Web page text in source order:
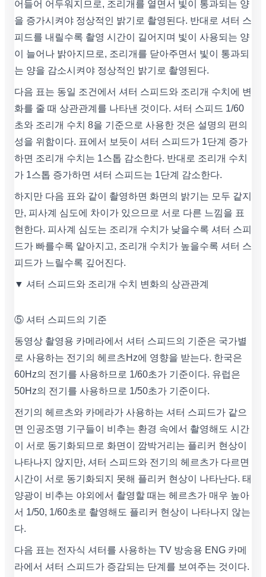
어들어 어두워지므로, 조리개를 열면서 빛이 통과되는 양
을 증가시켜야 정상적인 밝기로 촬영된다. 반대로 셔터 스
피드를 내릴수록 촬영 시간이 길어지며 빛이 사용되는 양
이 늘어나 밝아지므로, 조리개를 닫아주면서 빛이 통과되
는 양을 감소시켜야 정상적인 밝기로 촬영된다.
다음 표는 동일 조건에서 셔터 스피드와 조리개 수치에 변
화를 줄 때 상관관계를 나타낸 것이다. 셔터 스피드 1/60
초와 조리개 수치 8을 기준으로 사용한 것은 설명의 편의
성을 위함이다. 표에서 보듯이 셔터 스피드가 1단계 증가
하면 조리개 수치는 1스톱 감소한다. 반대로 조리개 수치
가 1스톱 증가하면 셔터 스피드는 1단계 감소한다.
하지만 다음 표와 같이 촬영하면 화면의 밝기는 모두 같지
만, 피사계 심도에 차이가 있으므로 서로 다른 느낌을 표
현한다. 피사계 심도는 조리개 수치가 낮을수록 셔터 스피
드가 빠를수록 얕아지고, 조리개 수치가 높을수록 셔터 스
피드가 느릴수록 깊어진다.
▼ 셔터 스피드와 조리개 수치 변화의 상관관계
⑤ 셔터 스피드의 기준
동영상 촬영용 카메라에서 셔터 스피드의 기준은 국가별
로 사용하는 전기의 헤르츠Hz에 영향을 받는다. 한국은
60Hz의 전기를 사용하므로 1/60초가 기준이다. 유럽은
50Hz의 전기를 사용하므로 1/50초가 기준이다.
전기의 헤르츠와 카메라가 사용하는 셔터 스피드가 같으
면 인공조명 기구들이 비추는 환경 속에서 촬영해도 시간
이 서로 동기화되므로 화면이 깜박거리는 플리커 현상이
나타나지 않지만, 셔터 스피드와 전기의 헤르츠가 다르면
시간이 서로 동기화되지 못해 플리커 현상이 나타난다. 태
양광이 비추는 야외에서 촬영할 때는 헤르츠가 매우 높아
서 1/50, 1/60초로 촬영해도 플리커 현상이 나타나지 않는
다.
다음 표는 전자식 셔터를 사용하는 TV 방송용 ENG 카메
라에서 셔터 스피드가 증감되는 단계를 보여주는 것이다.